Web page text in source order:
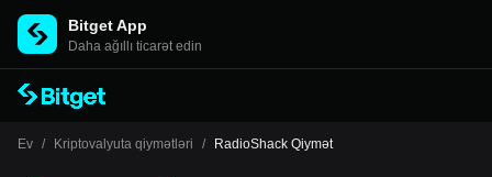
Bitget App
Daha ağıllı ticarət edin
Ev / Kriptovalyuta qiymətləri / RadioShack Qiymət